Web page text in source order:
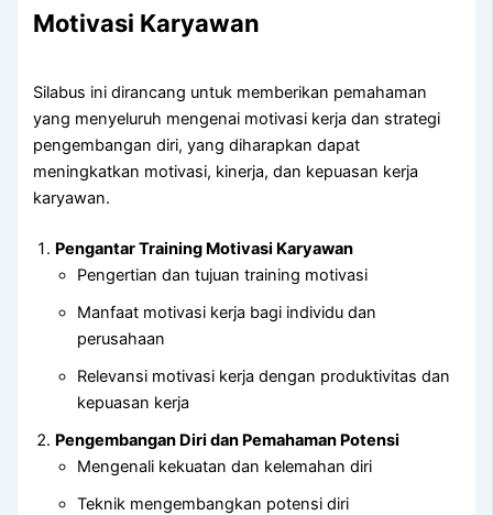
Motivasi Karyawan
Silabus ini dirancang untuk memberikan pemahaman
yang menyeluruh mengenai motivasi kerja dan strategi
pengembangan diri, yang diharapkan dapat
meningkatkan motivasi, kinerja, dan kepuasan kerja
karyawan.
Pengantar Training Motivasi Karyawan
Pengertian dan tujuan training motivasi
Manfaat motivasi kerja bagi individu dan
perusahaan
Relevansi motivasi kerja dengan produktivitas dan
kepuasan kerja
Pengembangan Diri dan Pemahaman Potensi
Mengenali kekuatan dan kelemahan diri
Teknik mengembangkan potensi diri